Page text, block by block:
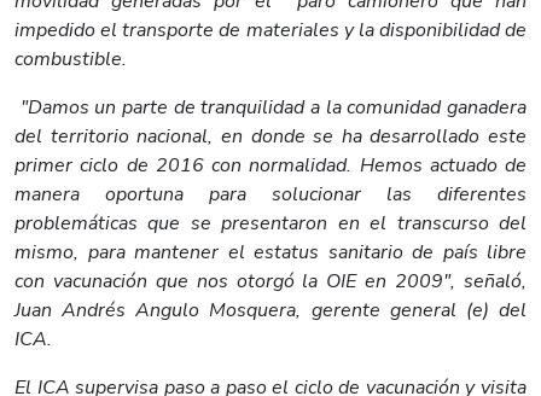
impedido el transporte de materiales y la disponibilidad de
combustible.
"Damos un parte de tranquilidad a la comunidad ganadera
del territorio nacional, en donde se ha desarrollado este
primer ciclo de 2016 con normalidad. Hemos actuado de
manera oportuna para solucionar las diferentes
problemáticas que se presentaron en el transcurso del
mismo, para mantener el estatus sanitario de país libre
con vacunación que nos otorgó la OIE en 2009", señaló,
Juan Andrés Angulo Mosquera, gerente general (e) del
ICA.
El ICA supervisa paso a paso el ciclo de vacunación y visita